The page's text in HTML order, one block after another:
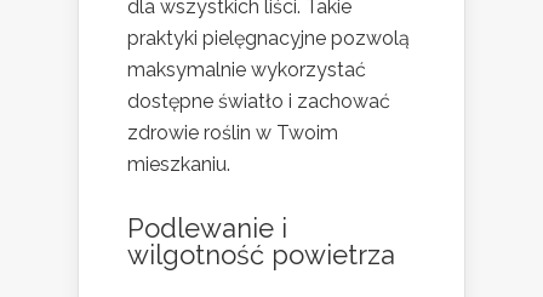
dla wszystkich liści. Takie
praktyki pielęgnacyjne pozwolą
maksymalnie wykorzystać
dostępne światło i zachować
zdrowie roślin w Twoim
mieszkaniu.
Podlewanie i
wilgotność powietrza